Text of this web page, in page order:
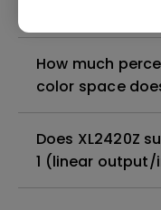
How much
color space
Does XL2420Z
1 (linear output/